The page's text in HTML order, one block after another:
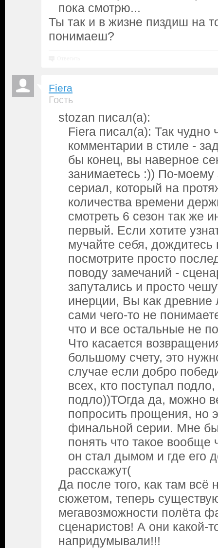
пока смотрю...
Ты так и в жизне пиздиш на
понимаеш?
Fiera
Гость
stozan писал(а):
Fiera писал(а): Так чудно
комментарии в стиле -
бы конец, вы наверное
занимаетесь :)) По-моему
сериал, который на
количества времени
смотреть 6 сезон так же
первый. Если хотите
мучайте себя, дождитесь
посмотрите просто
поводу замечаний -
запутались и просто
инерции, Вы как древние
сами чего-то не
что и все остальные не
Что касается
большому счету, это
случае если добро
всех, кто поступал
подло))ТОгда да, можно
попросить прощения, но
финальной серии. Мне
понять что такое
он стал дымом и где его
расскажут(
Да после того, как там всё
сюжетом, теперь
мегавозможности полёта
сценаристов! А они какой-
напридумывали!!!